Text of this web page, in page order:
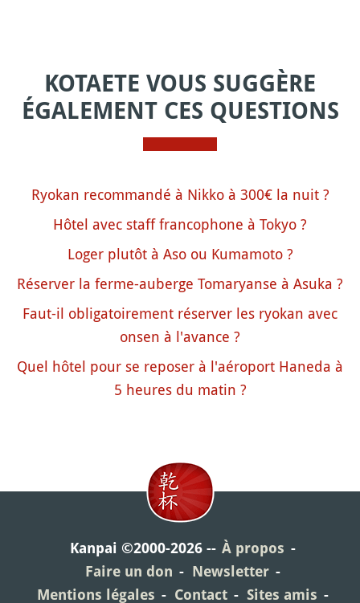
KOTAETE VOUS SUGGÈRE
ÉGALEMENT CES QUESTIONS
Ryokan recommandé à Nikko à 300€ la nuit ?
Hôtel avec staff francophone à Tokyo ?
Loger plutôt à Aso ou Kumamoto ?
Réserver la ferme-auberge Tomaryanse à Asuka ?
Faut-il obligatoirement réserver les ryokan avec
onsen à l'avance ?
Quel hôtel pour se reposer à l'aéroport Haneda à
5 heures du matin ?
Kanpai ©2000-2026
À propos
Faire un don
Newsletter
Mentions légales
Contact Sites amis